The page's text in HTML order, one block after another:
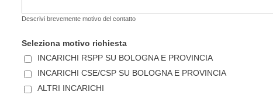
Descrivi brevemente motivo del contatto
Seleziona motivo richiesta
INCARICHI RSPP SU BOLOGNA E PROVINCIA
INCARICHI CSE/CSP SU BOLOGNA E PROVINCIA
ALTRI INCARICHI